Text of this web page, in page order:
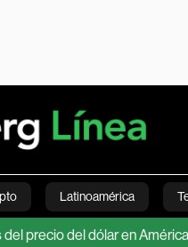
Latinoamérica
vida Mundo Videos
del dólar en América